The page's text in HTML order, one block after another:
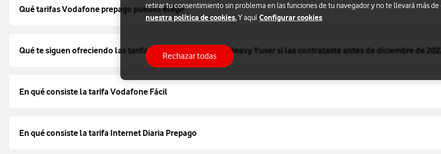
Qué tarifas Vodafone prepago puedes elegir
Qué te siguen ofreciendo las tarifas prepago Big Yuser y Heavy Yuser si las contrataste antes de diciembre de
En qué consiste la tarifa Vodafone Fácil
En qué consiste la tarifa Internet Diaria Prepago
retirar tu consentimiento sin problema en las funciones de tu navegador y no te llevará más
nuestra política de cookies.Y aquí Configurar cookies
Rechazar todas